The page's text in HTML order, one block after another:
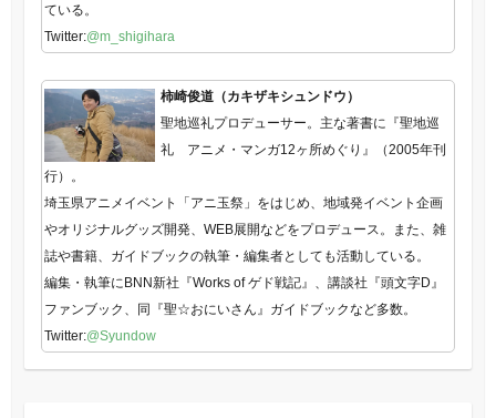
ている。
Twitter:@m_shigihara
柿崎俊道（カキザキシュンドウ）
聖地巡礼プロデューサー。主な著書に『聖地巡
礼 アニメ・マンガ12ヶ所めぐり』（2005年刊
行）。
埼玉県アニメイベント「アニ玉祭」をはじめ、地域発イベント企画
やオリジナルグッズ開発、WEB展開などをプロデュース。また、雑
誌や書籍、ガイドブックの執筆・編集者としても活動している。
編集・執筆にBNN新社『Works of ゲド戦記』、講談社『頭文字D』
ファンブック、同『聖☆おにいさん』ガイドブックなど多数。
Twitter:@Syundow